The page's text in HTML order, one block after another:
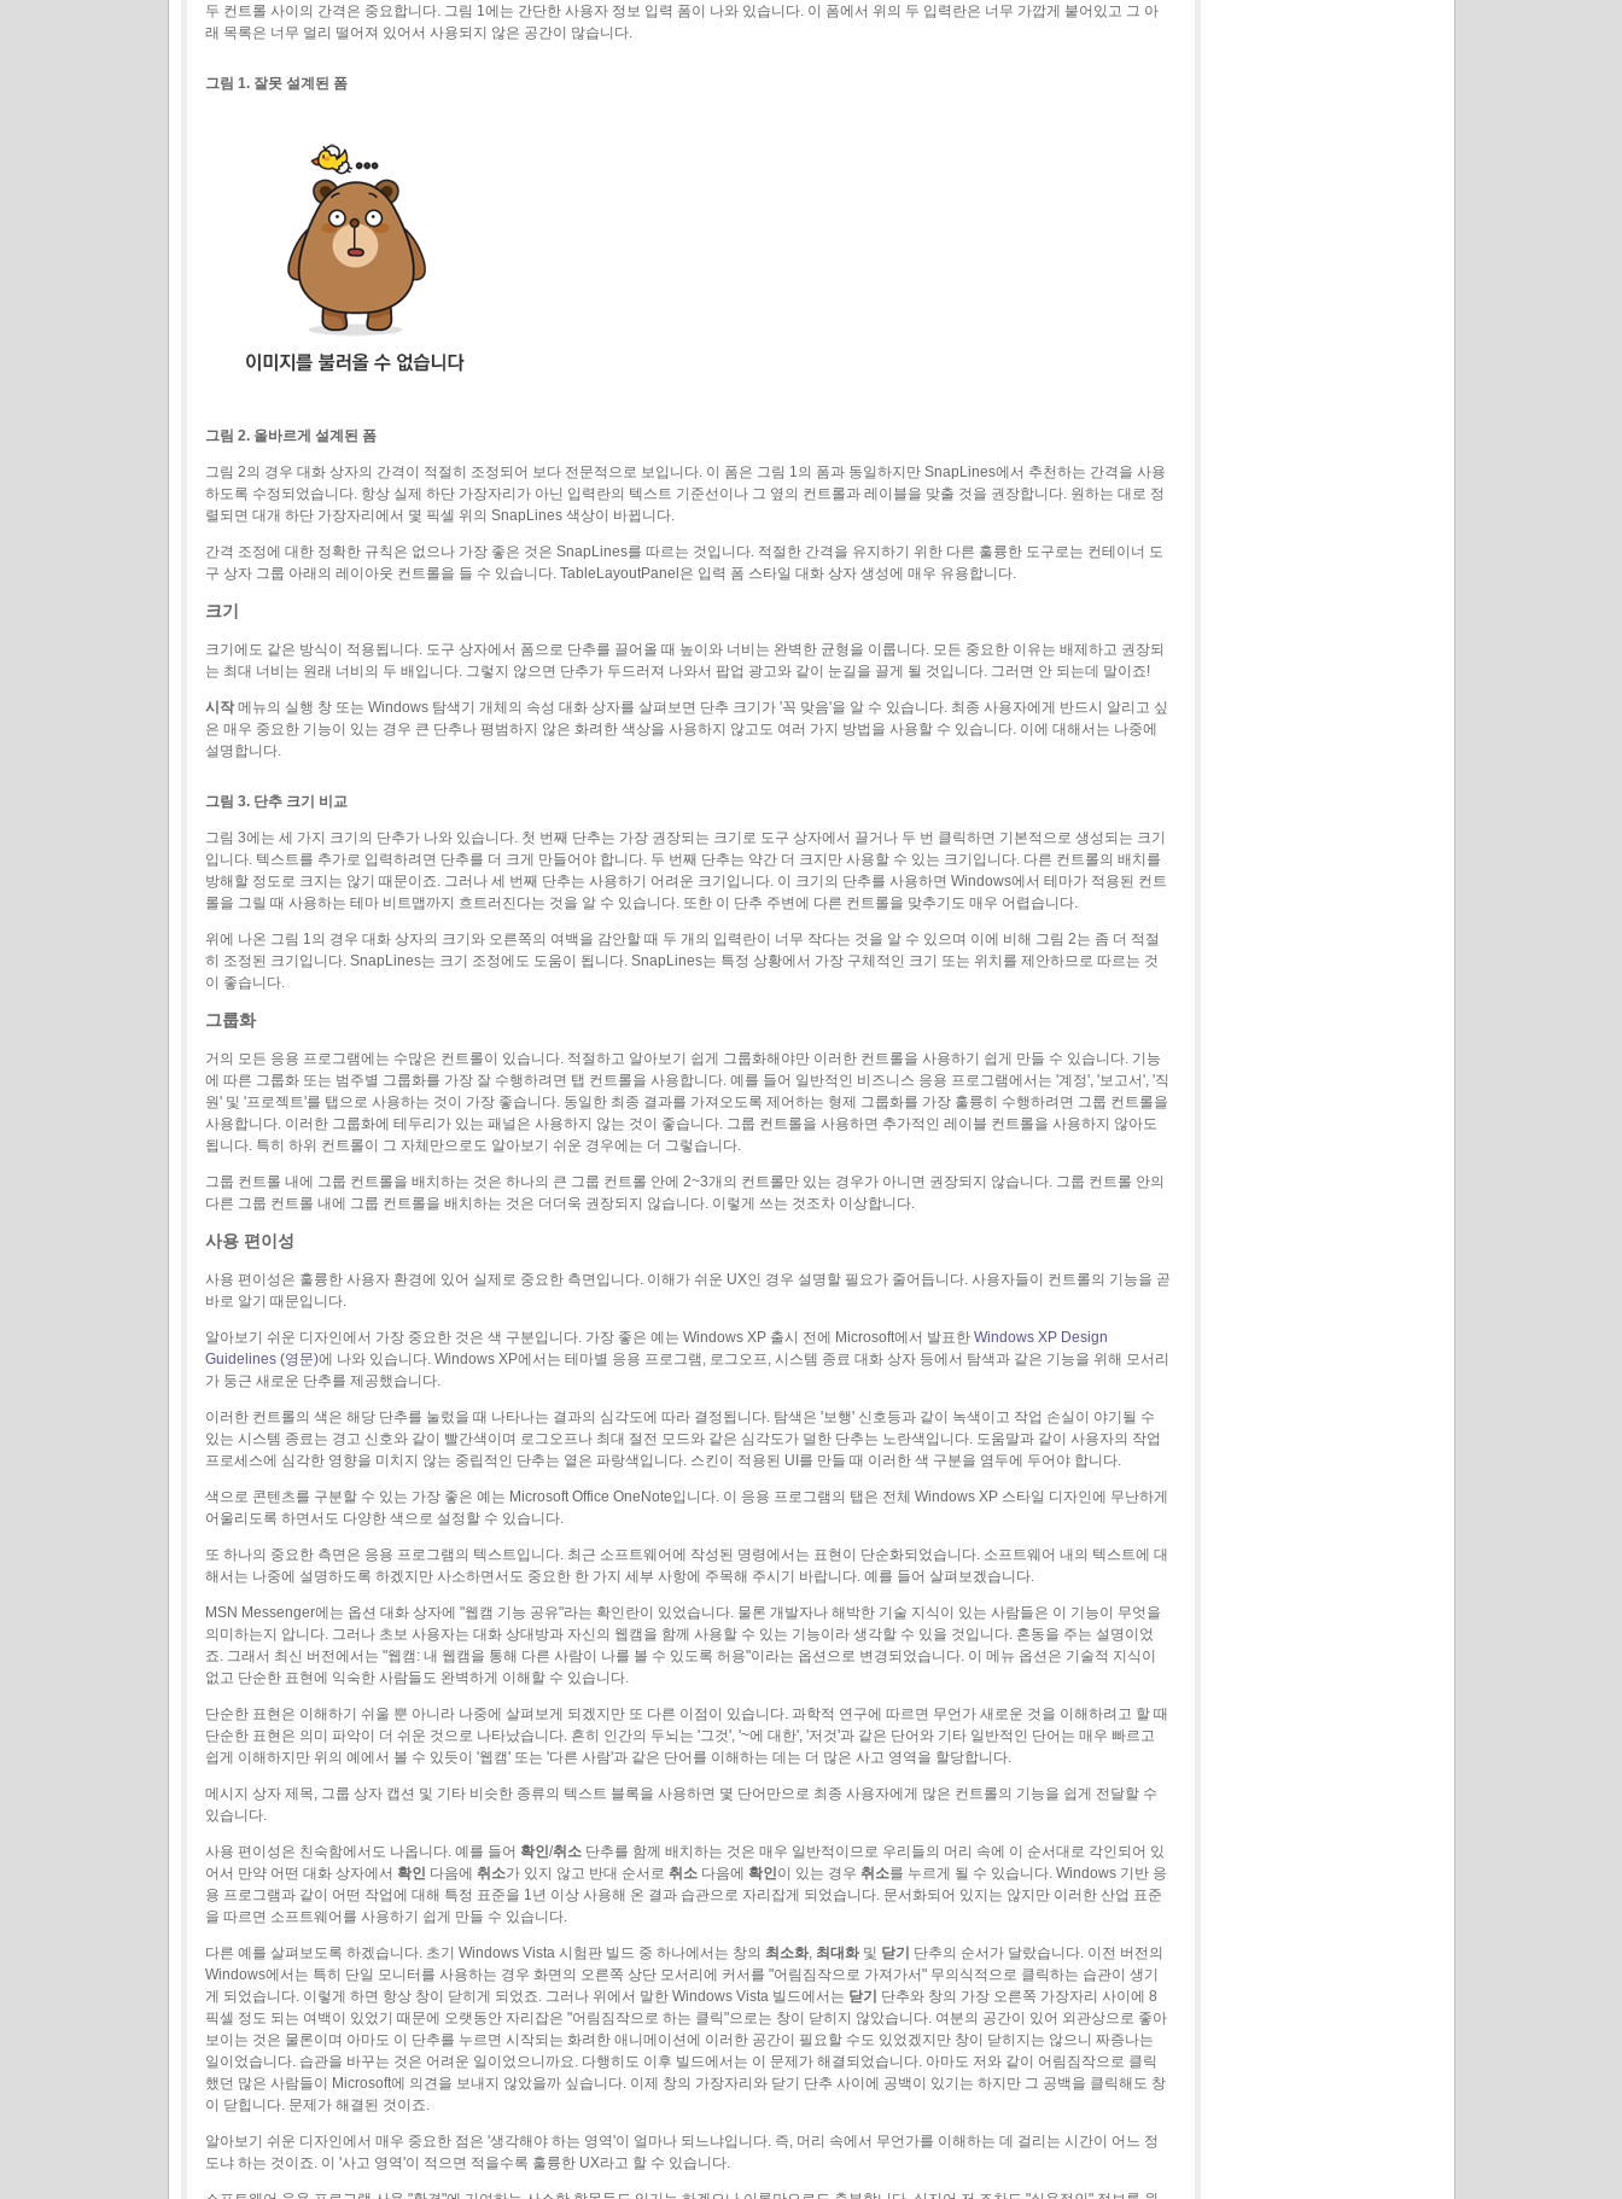
두 컨트롤 사이의 간격은 중요합니다. 그림 1에는 간단한 사용자 정보 입력 폼이 나와 있습니다. 이 폼에서 위의 두 입력란은 너무 가깝게 붙어있고 그 아
래 목록은 너무 멀리 떨어져 있어서 사용되지 않은 공간이 많습니다.
그림 1. 잘못 설계된 폼
그림 2. 올바르게 설계된 폼
그림 2의 경우 대화 상자의 간격이 적절히 조정되어 보다 전문적으로 보입니다. 이 폼은 그림 1의 폼과 동일하지만 SnapLines에서 추천하는 간격을 사용
하도록 수정되었습니다. 항상 실제 하단 가장자리가 아닌 입력란의 텍스트 기준선이나 그 옆의 컨트롤과 레이블을 맞출 것을 권장합니다. 원하는 대로 정
렬되면 대개 하단 가장자리에서 몇 픽셀 위의 SnapLines 색상이 바뀝니다.
간격 조정에 대한 정확한 규칙은 없으나 가장 좋은 것은 SnapLines를 따르는 것입니다. 적절한 간격을 유지하기 위한 다른 훌륭한 도구로는 컨테이너 도
구 상자 그룹 아래의 레이아웃 컨트롤을 들 수 있습니다. TableLayoutPanel은 입력 폼 스타일 대화 상자 생성에 매우 유용합니다.
크기
크기에도 같은 방식이 적용됩니다. 도구 상자에서 폼으로 단추를 끌어올 때 높이와 너비는 완벽한 균형을 이룹니다. 모든 중요한 이유는 배제하고 권장되
는 최대 너비는 원래 너비의 두 배입니다. 그렇지 않으면 단추가 두드러져 나와서 팝업 광고와 같이 눈길을 끌게 될 것입니다. 그러면 안 되는데 말이죠!
시작메뉴의 실행 창 또는 Windows 탐색기 개체의 속성 대화 상자를 살펴보면 단추 크기가 '꼭 맞음'을 알 수 있습니다. 최종 사용자에게 반드시 알리고 싶
은 매우 중요한 기능이 있는 경우 큰 단추나 평범하지 않은 화려한 색상을 사용하지 않고도 여러 가지 방법을 사용할 수 있습니다. 이에 대해서는 나중에
설명합니다.
그림 3. 단추 크기 비교
그림 3에는 세 가지 크기의 단추가 나와 있습니다. 첫 번째 단추는 가장 권장되는 크기로 도구 상자에서 끌거나 두 번 클릭하면 기본적으로 생성되는 크기
입니다. 텍스트를 추가로 입력하려면 단추를 더 크게 만들어야 합니다. 두 번째 단추는 약간 더 크지만 사용할 수 있는 크기입니다. 다른 컨트롤의 배치를
방해할 정도로 크지는 않기 때문이죠. 그러나 세 번째 단추는 사용하기 어려운 크기입니다. 이 크기의 단추를 사용하면 Windows에서 테마가 적용된 컨트
롤을 그릴 때 사용하는 테마 비트맵까지 흐트러진다는 것을 알 수 있습니다. 또한 이 단추 주변에 다른 컨트롤을 맞추기도 매우 어렵습니다.
위에 나온 그림 1의 경우 대화 상자의 크기와 오른쪽의 여백을 감안할 때 두 개의 입력란이 너무 작다는 것을 알 수 있으며 이에 비해 그림 2는 좀 더 적절
히 조정된 크기입니다. SnapLines는 크기 조정에도 도움이 됩니다. SnapLines는 특정 상황에서 가장 구체적인 크기 또는 위치를 제안하므로 따르는 것
이 좋습니다.
그룹화
거의 모든 응용 프로그램에는 수많은 컨트롤이 있습니다. 적절하고 알아보기 쉽게 그룹화해야만 이러한 컨트롤을 사용하기 쉽게 만들 수 있습니다. 기능
에 따른 그룹화 또는 범주별 그룹화를 가장 잘 수행하려면 탭 컨트롤을 사용합니다. 예를 들어 일반적인 비즈니스 응용 프로그램에서는 '계정', '보고서', '직
원' 및 '프로젝트'를 탭으로 사용하는 것이 가장 좋습니다. 동일한 최종 결과를 가져오도록 제어하는 형제 그룹화를 가장 훌륭히 수행하려면 그룹 컨트롤을
사용합니다. 이러한 그룹화에 테두리가 있는 패널은 사용하지 않는 것이 좋습니다. 그룹 컨트롤을 사용하면 추가적인 레이블 컨트롤을 사용하지 않아도
됩니다. 특히 하위 컨트롤이 그 자체만으로도 알아보기 쉬운 경우에는 더 그렇습니다.
그룹 컨트롤 내에 그룹 컨트롤을 배치하는 것은 하나의 큰 그룹 컨트롤 안에 2~3개의 컨트롤만 있는 경우가 아니면 권장되지 않습니다. 그룹 컨트롤 안의
다른 그룹 컨트롤 내에 그룹 컨트롤을 배치하는 것은 더더욱 권장되지 않습니다. 이렇게 쓰는 것조차 이상합니다.
사용 편이성
사용 편이성은 훌륭한 사용자 환경에 있어 실제로 중요한 측면입니다. 이해가 쉬운 UX인 경우 설명할 필요가 줄어듭니다. 사용자들이 컨트롤의 기능을 곧
바로 알기 때문입니다.
알아보기 쉬운 디자인에서 가장 중요한 것은 색 구분입니다. 가장 좋은 예는 Windows XP 출시 전에 Microsoft에서 발표한 Windows XP Design
Guidelines (영문)에 나와 있습니다. Windows XP에서는 테마별 응용 프로그램, 로그오프, 시스템 종료 대화 상자 등에서 탐색과 같은 기능을 위해 모서리
가 둥근 새로운 단추를 제공했습니다.
이러한 컨트롤의 색은 해당 단추를 눌렀을 때 나타나는 결과의 심각도에 따라 결정됩니다. 탐색은 '보행' 신호등과 같이 녹색이고 작업 손실이 야기될 수
있는 시스템 종료는 경고 신호와 같이 빨간색이며 로그오프나 최대 절전 모드와 같은 심각도가 덜한 단추는 노란색입니다. 도움말과 같이 사용자의 작업
프로세스에 심각한 영향을 미치지 않는 중립적인 단추는 옅은 파랑색입니다. 스킨이 적용된 UI를 만들 때 이러한 색 구분을 염두에 두어야 합니다.
색으로 콘텐츠를 구분할 수 있는 가장 좋은 예는 Microsoft Office OneNote입니다. 이 응용 프로그램의 탭은 전체 Windows XP 스타일 디자인에 무난하게
어울리도록 하면서도 다양한 색으로 설정할 수 있습니다.
또 하나의 중요한 측면은 응용 프로그램의 텍스트입니다. 최근 소프트웨어에 작성된 명령에서는 표현이 단순화되었습니다. 소프트웨어 내의 텍스트에 대
해서는 나중에 설명하도록 하겠지만 사소하면서도 중요한 한 가지 세부 사항에 주목해 주시기 바랍니다. 예를 들어 살펴보겠습니다.
MSN Messenger에는 옵션 대화 상자에 "웹캠 기능 공유"라는 확인란이 있었습니다. 물론 개발자나 해박한 기술 지식이 있는 사람들은 이 기능이 무엇을
의미하는지 압니다. 그러나 초보 사용자는 대화 상대방과 자신의 웹캠을 함께 사용할 수 있는 기능이라 생각할 수 있을 것입니다. 혼동을 주는 설명이었
죠. 그래서 최신 버전에서는 "웹캠: 내 웹캠을 통해 다른 사람이 나를 볼 수 있도록 허용"이라는 옵션으로 변경되었습니다. 이 메뉴 옵션은 기술적 지식이
없고 단순한 표현에 익숙한 사람들도 완벽하게 이해할 수 있습니다.
단순한 표현은 이해하기 쉬울 뿐 아니라 나중에 살펴보게 되겠지만 또 다른 이점이 있습니다. 과학적 연구에 따르면 무언가 새로운 것을 이해하려고 할 때
단순한 표현은 의미 파악이 더 쉬운 것으로 나타났습니다. 흔히 인간의 두뇌는 '그것', '~에 대한', '저것'과 같은 단어와 기타 일반적인 단어는 매우 빠르고
쉽게 이해하지만 위의 예에서 볼 수 있듯이 '웹캠' 또는 '다른 사람'과 같은 단어를 이해하는 데는 더 많은 사고 영역을 할당합니다.
메시지 상자 제목, 그룹 상자 캡션 및 기타 비슷한 종류의 텍스트 블록을 사용하면 몇 단어만으로 최종 사용자에게 많은 컨트롤의 기능을 쉽게 전달할 수
있습니다.
사용 편이성은 친숙함에서도 나옵니다. 예를 들어 확인/취소단추를 함께 배치하는 것은 매우 일반적이므로 우리들의 머리 속에 이 순서대로 각인되어 있
어서 만약 어떤 대화 상자에서 확인 다음에 취소가 있지 않고 반대 순서로 취소다음에 확인이 있는 경우 취소를 누르게 될 수 있습니다. Windows 기반 응
용 프로그램과 같이 어떤 작업에 대해 특정 표준을 1년 이상 사용해 온 결과 습관으로 자리잡게 되었습니다. 문서화되어 있지는 않지만 이러한 산업 표준
을 따르면 소프트웨어를 사용하기 쉽게 만들 수 있습니다.
다른 예를 살펴보도록 하겠습니다. 초기 Windows Vista 시험판 빌드 중 하나에서는 창의 최소화, 최대화및 닫기 단추의 순서가 달랐습니다. 이전 버전의
Windows에서는 특히 단일 모니터를 사용하는 경우 화면의 오른쪽 상단 모서리에 커서를 "어림짐작으로 가져가서" 무의식적으로 클릭하는 습관이 생기
게 되었습니다. 이렇게 하면 항상 창이 닫히게 되었죠. 그러나 위에서 말한 Windows Vista 빌드에서는 닫기 단추와 창의 가장 오른쪽 가장자리 사이에 8
픽셀 정도 되는 여백이 있었기 때문에 오랫동안 자리잡은 "어림짐작으로 하는 클릭"으로는 창이 닫히지 않았습니다. 여분의 공간이 있어 외관상으로 좋아
보이는 것은 물론이며 아마도 이 단추를 누르면 시작되는 화려한 애니메이션에 이러한 공간이 필요할 수도 있었겠지만 창이 닫히지는 않으니 짜증나는
일이었습니다. 습관을 바꾸는 것은 어려운 일이었으니까요. 다행히도 이후 빌드에서는 이 문제가 해결되었습니다. 아마도 저와 같이 어림짐작으로 클릭
했던 많은 사람들이 Microsoft에 의견을 보내지 않았을까 싶습니다. 이제 창의 가장자리와 닫기 단추 사이에 공백이 있기는 하지만 그 공백을 클릭해도 창
이 닫힙니다. 문제가 해결된 것이죠.
알아보기 쉬운 디자인에서 매우 중요한 점은 '생각해야 하는 영역'이 얼마나 되느냐입니다. 즉, 머리 속에서 무언가를 이해하는 데 걸리는 시간이 어느 정
도냐 하는 것이죠. 이 '사고 영역'이 적으면 적을수록 훌륭한 UX라고 할 수 있습니다.